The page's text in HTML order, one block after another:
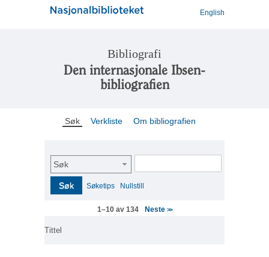
English
Bibliografi
Den internasjonale Ibsen-
bibliografien
Søk Verkliste Om bibliografien
Søk
Søk Søketips Nullstill
1–10 av 134 Neste >>
Tittel